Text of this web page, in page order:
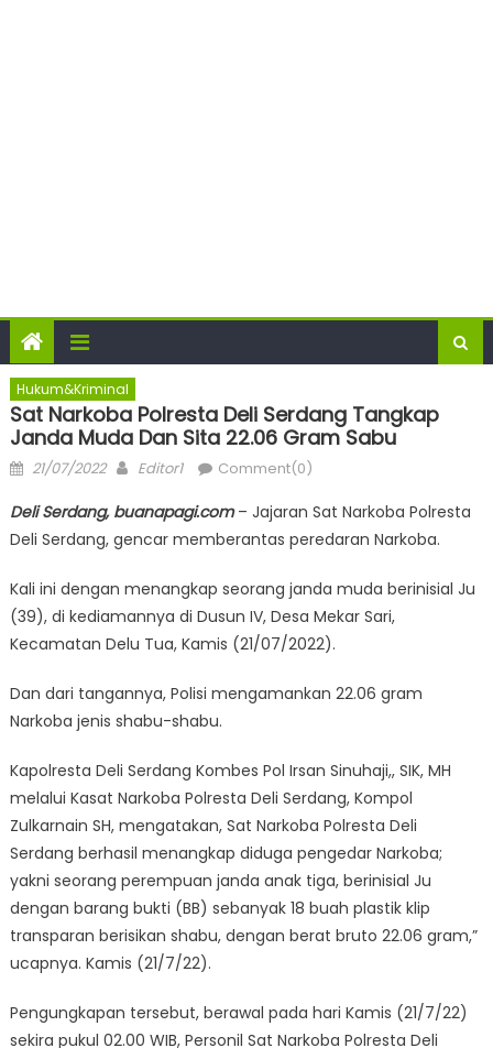
Hukum&Kriminal
Sat Narkoba Polresta Deli Serdang Tangkap
Janda Muda Dan Sita 22.06 Gram Sabu
Posted
21/07/2022 Author
Editor1 Comment(0)
Deli Serdang, buanapagi.com– Jajaran Sat Narkoba Polresta
Deli Serdang, gencar memberantas peredaran Narkoba.
Kali ini dengan menangkap seorang janda muda berinisial Ju
(39), di kediamannya di Dusun IV, Desa Mekar Sari,
Kecamatan Delu Tua, Kamis (21/07/2022).
Dan dari tangannya, Polisi mengamankan 22.06 gram
Narkoba jenis shabu-shabu.
Kapolresta Deli Serdang Kombes Pol Irsan Sinuhaji,, SIK, MH
melalui Kasat Narkoba Polresta Deli Serdang, Kompol
Zulkarnain SH, mengatakan, Sat Narkoba Polresta Deli
Serdang berhasil menangkap diduga pengedar Narkoba;
yakni seorang perempuan janda anak tiga, berinisial Ju
dengan barang bukti (BB) sebanyak 18 buah plastik klip
transparan berisikan shabu, dengan berat bruto 22.06 gram,”
ucapnya. Kamis (21/7/22).
Pengungkapan tersebut, berawal pada hari Kamis (21/7/22)
sekira pukul 02.00 WIB, Personil Sat Narkoba Polresta Deli